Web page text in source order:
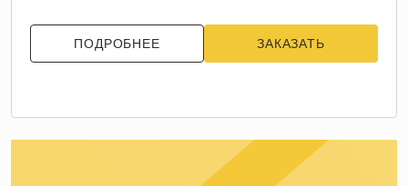
ПОДРОБНЕЕ ЗАКАЗАТЬ